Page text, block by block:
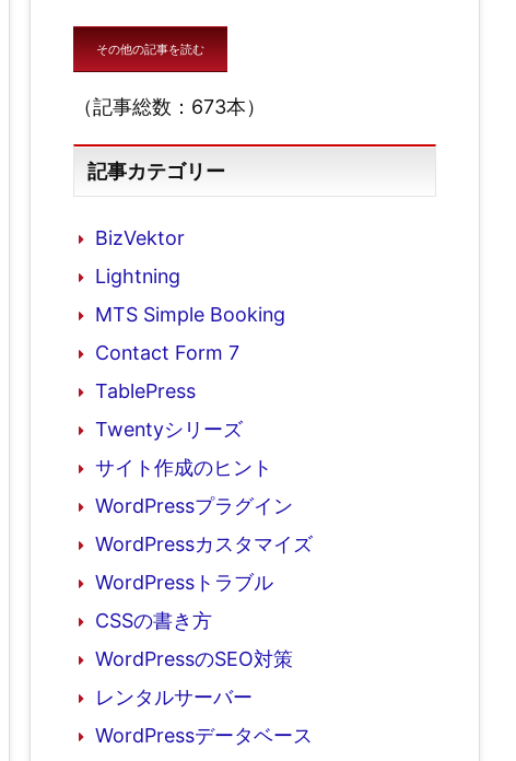
その他の記事を読む
（記事総数：673本）
記事カテゴリー
BizVektor
Lightning
MTS Simple Booking
Contact Form 7
TablePress
Twentyシリーズ
サイト作成のヒント
WordPressプラグイン
WordPressカスタマイズ
WordPressトラブル
CSSの書き方
WordPressのSEO対策
レンタルサーバー
WordPressデータベース